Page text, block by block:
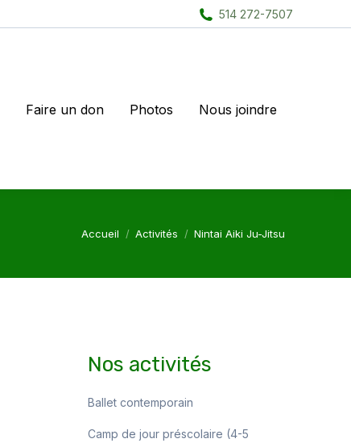
514 272-7507
Faire un don Photos Nous joindre
Vous êtes ici :
Accueil Activités Nintai Aiki Ju-Jitsu
Nos activités
Ballet contemporain
Camp de jour préscolaire (4-5